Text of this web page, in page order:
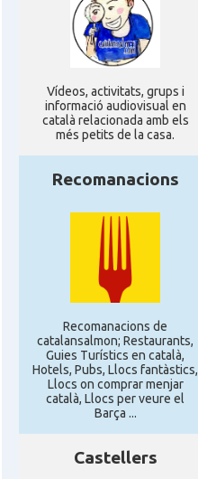
Ví­deos, activitats, grups i
informació audiovisual en
català relacionada amb els
més petits de la casa.
Recomanacions
Recomanacions de
catalansalmon; Restaurants,
Guies Turístics en català,
Hotels, Pubs, Llocs fantàstics,
Llocs on comprar menjar
català, Llocs per veure el
Barça ...
Castellers